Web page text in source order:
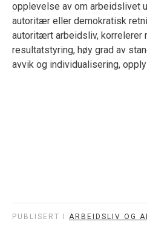
opplevelse av om arbeidslivet
autoritær eller demokratisk
autoritært arbeidsliv, korrelerer
resultatstyring, høy grad av
avvik og individualisering,
PUBLISERT I ARBEIDSLIV OG